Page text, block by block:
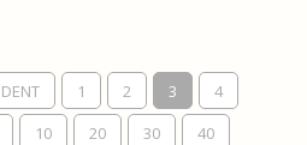
1 2 3
4
10 20 30
40